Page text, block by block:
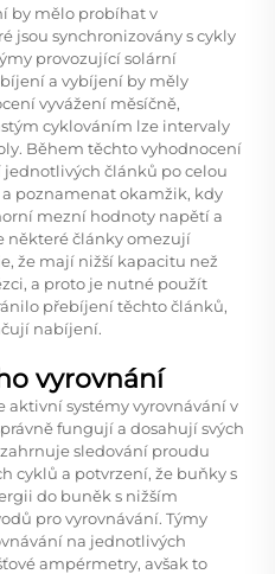
by mělo probíhat v
jsou synchronizovány s cykly
provozující solární
a vybíjení by měly
vyvážení měsíčně,
cyklováním lze intervaly
Během těchto vyhodnocení
článků po celou
poznamenat okamžik, kdy
mezní hodnoty napětí a
některé články omezují
že mají nižší kapacitu než
a proto je nutné použít
přebíjení těchto článků,
nabíjení.
vyrovnání
aktivní systémy vyrovnávání v
fungují a dosahují svých
sledování proudu
cyklů a potvrzení, že buňky s
do buněk s nižším
pro vyrovnávání. Týmy
na jednotlivých
ampérmetry, avšak to